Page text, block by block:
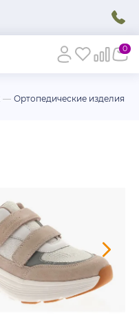
0
Ортопедические изделия